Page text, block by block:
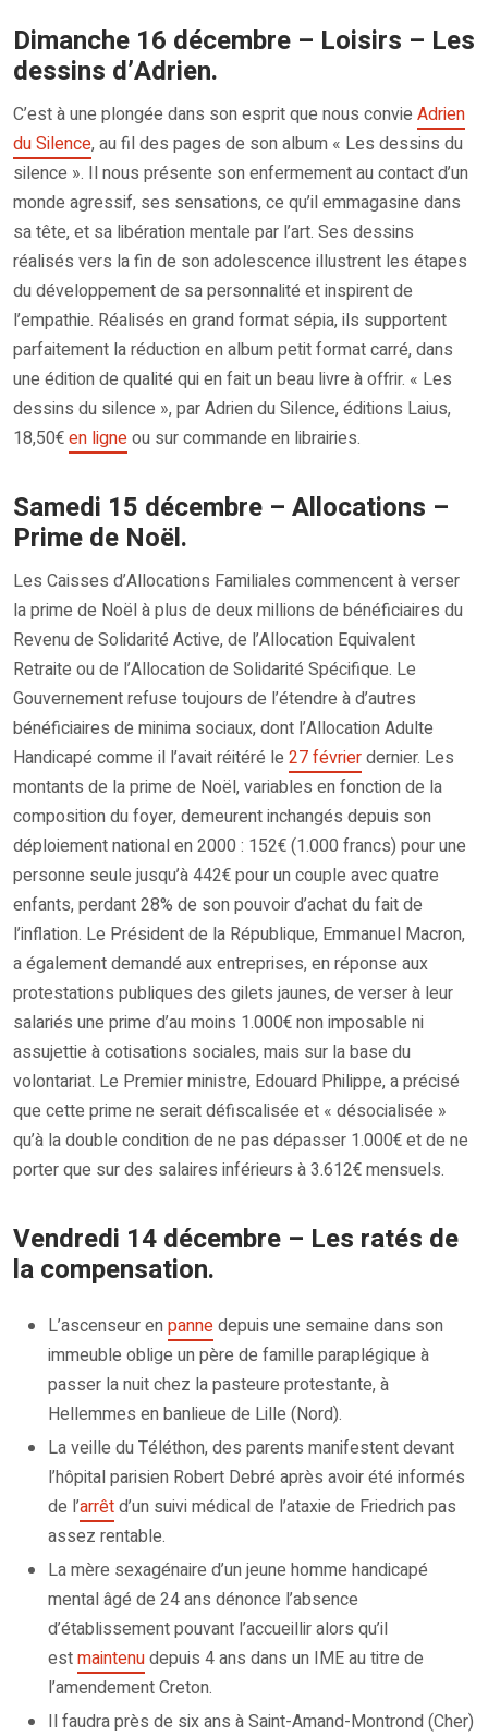
Dimanche 16 décembre – Loisirs – Les
dessins d’Adrien.
C’est à une plongée dans son esprit que nous convie Adrien
du Silence, au fil des pages de son album « Les dessins du
silence ». Il nous présente son enfermement au contact d’un
monde agressif, ses sensations, ce qu’il emmagasine dans
sa tête, et sa libération mentale par l’art. Ses dessins
réalisés vers la fin de son adolescence illustrent les étapes
du développement de sa personnalité et inspirent de
l’empathie. Réalisés en grand format sépia, ils supportent
parfaitement la réduction en album petit format carré, dans
une édition de qualité qui en fait un beau livre à offrir. « Les
dessins du silence », par Adrien du Silence, éditions Laius,
18,50€en ligneou sur commande en librairies.
Samedi 15 décembre – Allocations –
Prime de Noël.
Les Caisses d’Allocations Familiales commencent à verser
la prime de Noël à plus de deux millions de bénéficiaires du
Revenu de Solidarité Active, de l’Allocation Equivalent
Retraite ou de l’Allocation de Solidarité Spécifique. Le
Gouvernement refuse toujours de l’étendre à d’autres
bénéficiaires de minima sociaux, dont l’Allocation Adulte
Handicapé comme il l’avait réitéré le 27 févrierdernier. Les
montants de la prime de Noël, variables en fonction de la
composition du foyer, demeurent inchangés depuis son
déploiement national en 2000 : 152€ (1.000 francs) pour une
personne seule jusqu’à 442€ pour un couple avec quatre
enfants, perdant 28% de son pouvoir d’achat du fait de
l’inflation. Le Président de la République, Emmanuel Macron,
a également demandé aux entreprises, en réponse aux
protestations publiques des gilets jaunes, de verser à leur
salariés une prime d’au moins 1.000€ non imposable ni
assujettie à cotisations sociales, mais sur la base du
volontariat. Le Premier ministre, Edouard Philippe, a précisé
que cette prime ne serait défiscalisée et « désocialisée »
qu’à la double condition de ne pas dépasser 1.000€ et de ne
porter que sur des salaires inférieurs à 3.612€ mensuels.
Vendredi 14 décembre – Les ratés de
la compensation.
L’ascenseur enpannedepuis une semaine dans son
immeuble oblige un père de famille paraplégique à
passer la nuit chez la pasteure protestante, à
Hellemmes en banlieue de Lille (Nord).
La veille du Téléthon, des parents manifestent devant
l’hôpital parisien Robert Debré après avoir été informés
de l’arrêtd’un suivi médical de l’ataxie de Friedrich pas
assez rentable.
La mère sexagénaire d’un jeune homme handicapé
mental âgé de 24 ans dénonce l’absence
d’établissement pouvant l’accueillir alors qu’il
estmaintenudepuis 4 ans dans un IME au titre de
l’amendement Creton.
Il faudra près de six ans à Saint-Amand-Montrond (Cher)